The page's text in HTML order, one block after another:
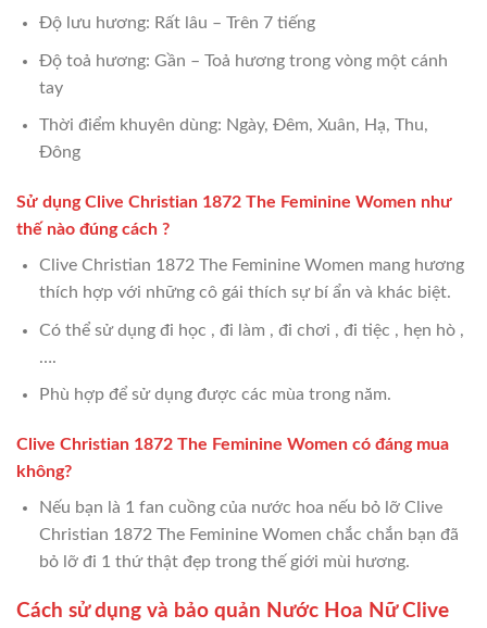
Độ lưu hương: Rất lâu – Trên 7 tiếng
Độ toả hương: Gần – Toả hương trong vòng một cánh
tay
Thời điểm khuyên dùng: Ngày, Đêm, Xuân, Hạ, Thu,
Đông
Sử dụng Clive Christian 1872 The Feminine Women như
thế nào đúng cách ?
Clive Christian 1872 The Feminine Women mang hương
thích hợp với những cô gái thích sự bí ẩn và khác biệt.
Có thể sử dụng đi học , đi làm , đi chơi , đi tiệc , hẹn hò ,
….
Phù hợp để sử dụng được các mùa trong năm.
Clive Christian 1872 The Feminine Women có đáng mua
không?
Nếu bạn là 1 fan cuồng của nước hoa nếu bỏ lỡ Clive
Christian 1872 The Feminine Women chắc chắn bạn đã
bỏ lỡ đi 1 thứ thật đẹp trong thế giới mùi hương.
Cách sử dụng và bảo quản Nước Hoa Nữ Clive